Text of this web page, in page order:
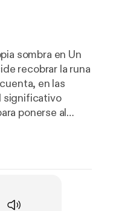
sombra en Un
recobrar la runa
en las
significativo
ponerse al